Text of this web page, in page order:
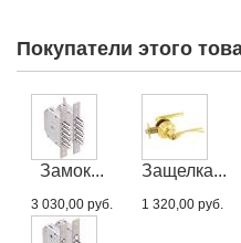
Покупатели этого
Замок...
3 030,00 руб.
Защелка...
1 320,00 руб.